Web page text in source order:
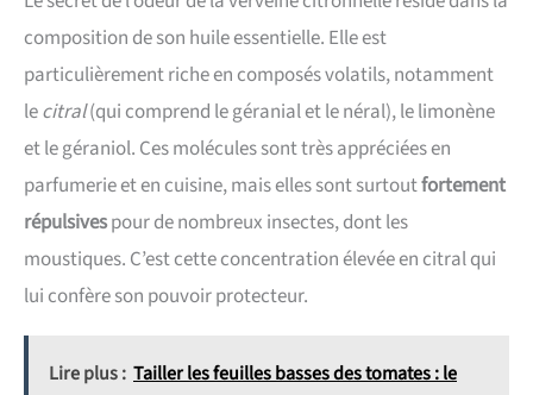
composition de son huile essentielle. Elle est
particulièrement riche en composés volatils, notamment
lecitral(qui comprend le géranial et le néral), le limonène
et le géraniol. Ces molécules sont très appréciées en
parfumerie et en cuisine, mais elles sont surtoutfortement
répulsivespour de nombreux insectes, dont les
moustiques. C’est cette concentration élevée en citral qui
lui confère son pouvoir protecteur.
Lire plus : Tailler les feuilles basses des tomates : le